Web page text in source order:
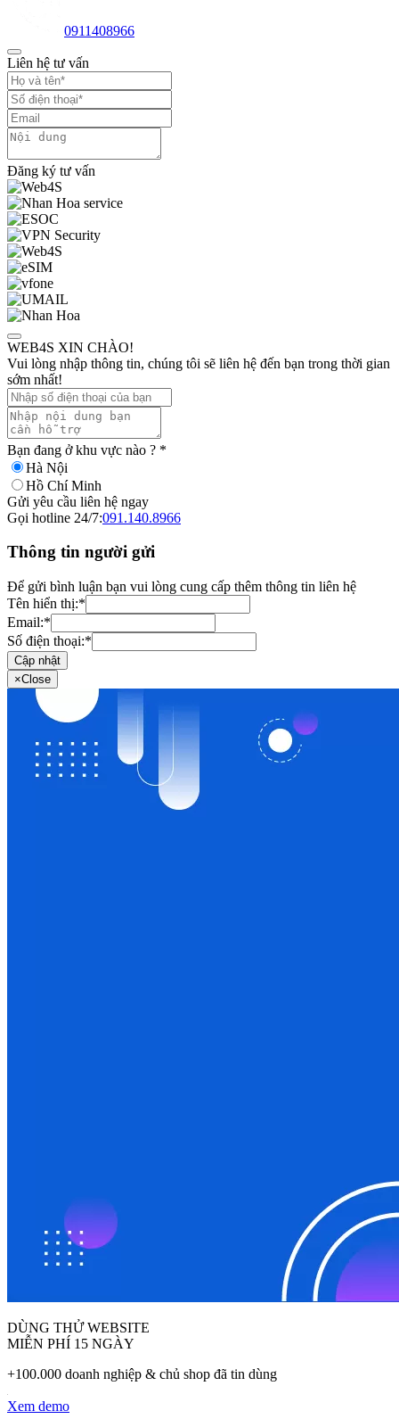
0911408966
Liên hệ tư vấn
Đăng ký tư vấn
WEB4S XIN CHÀO!
Vui lòng nhập thông tin, chúng tôi sẽ liên hệ đến bạn trong thời gian
sớm nhất!
Bạn đang ở khu vực nào ? *
Hà Nội
Hồ Chí Minh
Gửi yêu cầu liên hệ ngay
Gọi hotline 24/7:091.140.8966
Thông tin người gửi
Để gửi bình luận bạn vui lòng cung cấp thêm thông tin liên hệ
Tên hiển thị:*
Email:*
Số điện thoại:*
Cập nhật
×Close
DÙNG THỬ WEBSITE
MIỄN PHÍ 15 NGÀY
+100.000 doanh nghiệp & chủ shop đã tin dùng
Xem demo